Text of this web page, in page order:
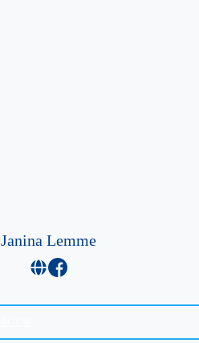
Janina Lemme